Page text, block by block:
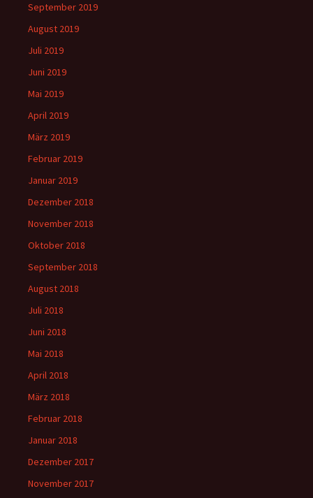
September 2019
August 2019
Juli 2019
Juni 2019
Mai 2019
April 2019
März 2019
Februar 2019
Januar 2019
Dezember 2018
November 2018
Oktober 2018
September 2018
August 2018
Juli 2018
Juni 2018
Mai 2018
April 2018
März 2018
Februar 2018
Januar 2018
Dezember 2017
November 2017